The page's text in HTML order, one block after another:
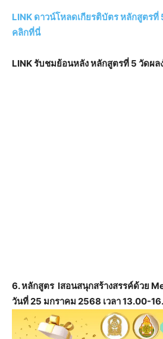
LINK ดาวน์โหลดเกียรติบัตร หลักสูตรที่
คลิกที่นี่
LINK รับชมย้อนหลัง หลักสูตรที่ 5 วัดผล
6. หลักสูตร lสอนสนุกสร้างสรรค์ด้วย
วันที่ 25 มกราคม 2568 เวลา 13.00-